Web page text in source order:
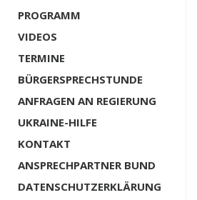
PROGRAMM
VIDEOS
TERMINE
BÜRGERSPRECHSTUNDE
ANFRAGEN AN REGIERUNG
UKRAINE-HILFE
KONTAKT
ANSPRECHPARTNER BUND
DATENSCHUTZERKLÄRUNG